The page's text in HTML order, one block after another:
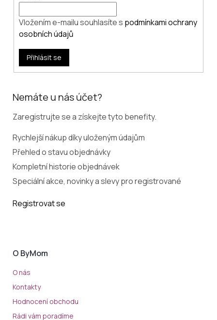
Vložením e-mailu souhlasíte s podmínkami ochrany
osobních údajů
Přihlásit se
Nemáte u nás účet?
Zaregistrujte se a získejte tyto benefity.
Rychlejší nákup díky uloženým údajům
Přehled o stavu objednávky
Kompletní historie objednávek
Speciální akce, novinky a slevy pro registrované
Registrovat se
O ByMom
O nás
Kontakty
Hodnocení obchodu
Rádi vám poradíme